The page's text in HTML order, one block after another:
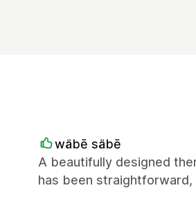
wäbē säbē
A beautifully designed
has been